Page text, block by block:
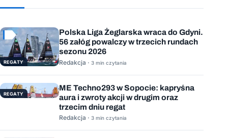
REGATY
Polska Liga Żeglarska wraca do Gdyni.
56 załóg powalczy w trzecich rundach
sezonu 2026
Redakcja · 3 min czytania
REGATY
ME Techno293 w Sopocie: kapryśna
aura i zwroty akcji w drugim oraz
trzecim dniu regat
Redakcja · 3 min czytania